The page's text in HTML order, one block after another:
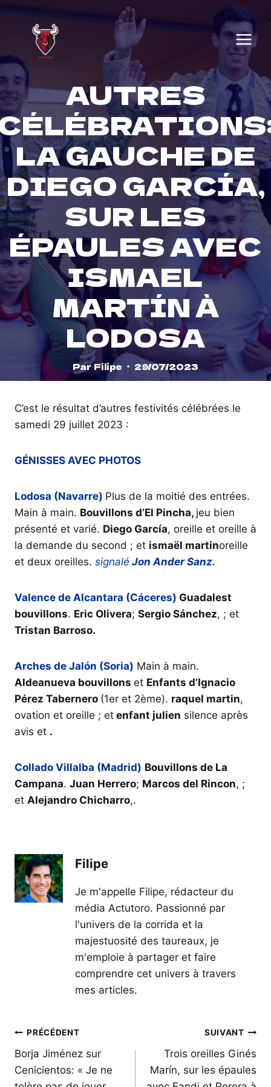
content
AUTRES
LA GAUCHE DE
DIEGO GARCÍA,
SUR LES
ÉPAULES AVEC
ISMAEL
MARTÍN À
LODOSA
Par Filipe 29/07/2023
C’est le résultat d’autres festivités célébrées le
samedi 29 juillet 2023 :
GÉNISSES AVEC PHOTOS
Lodosa (Navarre) Plus de la moitié des entrées.
Main à main. Bouvillons d’El Pincha, jeu bien
présenté et varié. Diego García, oreille et oreille à
la demande du second ; et ismaël martinoreille
et deux oreilles. signalé Jon Ander Sanz.
Valence de Alcantara (Cáceres) Guadalest
bouvillons. Eric Olivera; Sergio Sánchez, ; et
Tristan Barroso.
Arches de Jalón (Soria) Main à main.
Aldeanueva bouvillons et Enfants d’Ignacio
Pérez Tabernero (1er et 2ème). raquel martin,
ovation et oreille ; et enfant julien silence après
avis et .
Collado Villalba (Madrid) Bouvillons de La
Campana. Juan Herrero; Marcos del Rincon, ;
et Alejandro Chicharro,.
Filipe
Je m'appelle Filipe, rédacteur du
média Actutoro. Passionné par
l'univers de la corrida et la
majestuosité des taureaux, je
m'emploie à partager et faire
comprendre cet univers à travers
mes articles.
Navigation
de
l’article
PRÉCÉDENT
Borja Jiménez sur
Cenicientos: « Je ne
SUIVANT
Trois oreilles Ginés
Marín, sur les épaules